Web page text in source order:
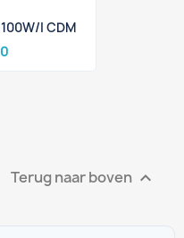
I CDM
Terug naar boven 